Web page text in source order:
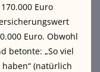
Euro
Euro. Obwohl
betonte: „So viel
(natürlich